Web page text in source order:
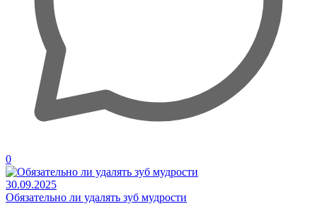
0
30.09.2025
Обязательно ли удалять зуб мудрости